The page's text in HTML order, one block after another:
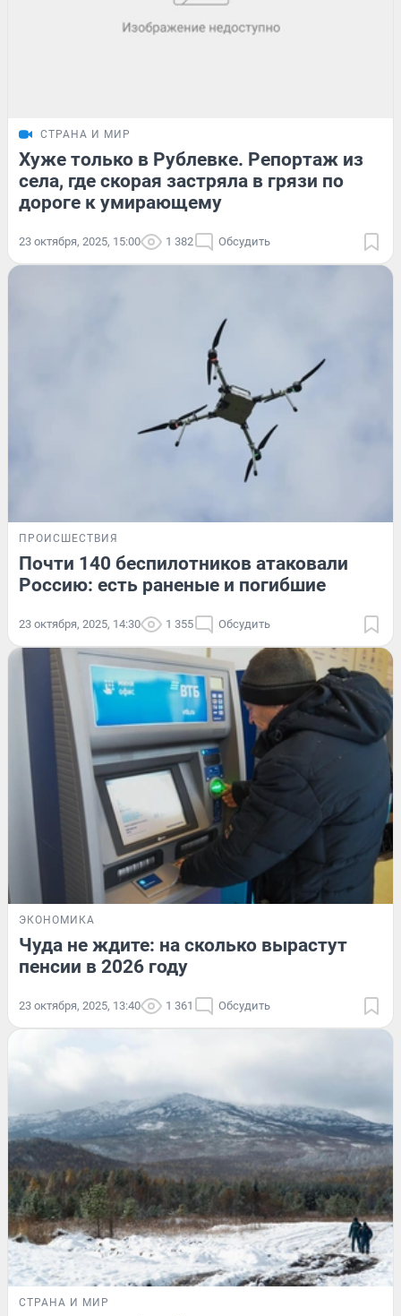
СТРАНА И МИР
Хуже только в Рублевке. Репортаж из
села, где скорая застряла в грязи по
дороге к умирающему
23 октября, 2025, 15:00 1 382 Обсудить
ПРОИСШЕСТВИЯ
Почти 140 беспилотников атаковали
Россию: есть раненые и погибшие
23 октября, 2025, 14:30 1 355 Обсудить
ЭКОНОМИКА
Чуда не ждите: на сколько вырастут
пенсии в 2026 году
23 октября, 2025, 13:40 1 361 Обсудить
СТРАНА И МИР